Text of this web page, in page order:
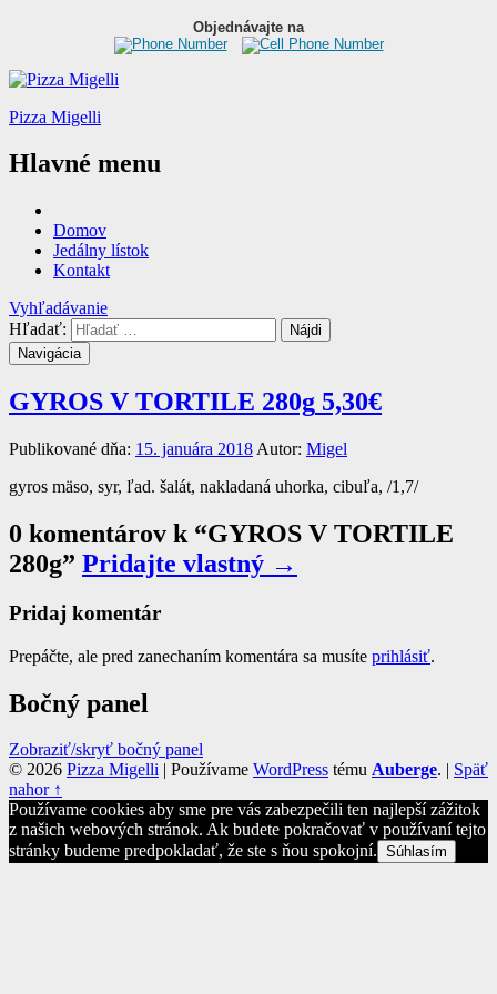
Objednávajte na
Pizza Migelli
Hlavné menu
Domov
Jedálny lístok
Kontakt
Vyhľadávanie
Hľadať:
Navigácia
GYROS V TORTILE 280g 5,30€
Publikované dňa: 15. januára 2018 Autor: Migel
gyros mäso, syr, ľad. šalát, nakladaná uhorka, cibuľa, /1,7/
0 komentárov k “GYROS V TORTILE
280g” Pridajte vlastný →
Pridaj komentár
Prepáčte, ale pred zanechaním komentára sa musíte prihlásiť.
Bočný panel
Zobraziť/skryť bočný panel
© 2026 Pizza Migelli Používame WordPress tému Auberge.
Späť
nahor ↑
Používame cookies aby sme pre vás zabezpečili ten najlepší zážitok
z našich webových stránok. Ak budete pokračovať v používaní tejto
stránky budeme predpokladať, že ste s ňou spokojní. Súhlasím